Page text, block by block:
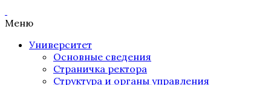
Меню
Университет
Основные сведения
Страничка ректора
Структура и органы управления